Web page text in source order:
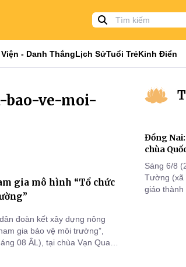
- Danh ThắngLịch SửTuổi TrẻKinh Điển
bao-ve-moi-
gia mô hình “Tổ chức
đoàn kết xây dựng nông
gia bảo vệ môi trường”,
08 ÂL), tại chùa Vạn Quang
Đồng
chùa
Sáng 6/8
Tường (xã
giáo
2570
VII, VIII